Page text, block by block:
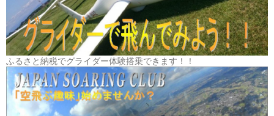
ふるさと納税でグライダー体験搭乗できます！！